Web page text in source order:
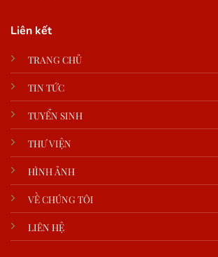
Liên kết
TRANG CHỦ
TIN TỨC
TUYỂN SINH
THƯ VIỆN
HÌNH ẢNH
VỀ CHÚNG TÔI
LIÊN HỆ